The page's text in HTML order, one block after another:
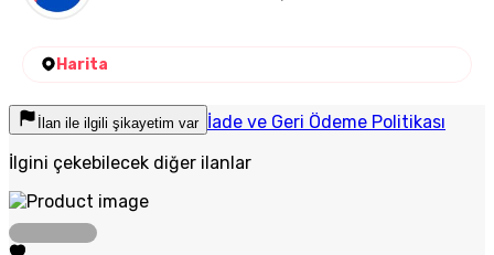
Harita
İlan ile ilgili şikayetim var İade ve Geri Ödeme Politikası
İlgini çekebilecek diğer ilanlar